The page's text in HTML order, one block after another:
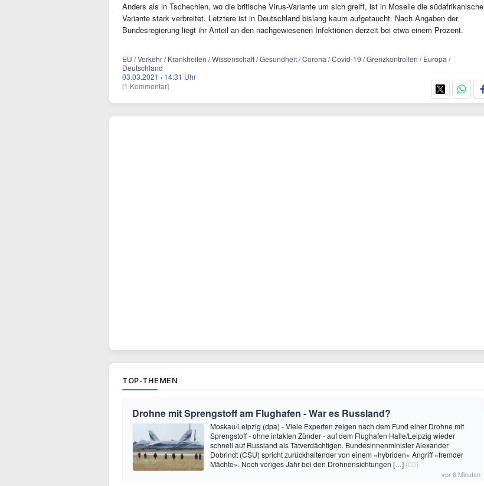
Anders als in Tschechien, wo die britische Virus-Variante um sich greift, ist in Moselle die südafrikanische
Variante stark verbreitet. Letztere ist in Deutschland bislang kaum aufgetaucht. Nach Angaben der
Bundesregierung liegt ihr Anteil an den nachgewiesenen Infektionen derzeit bei etwa einem Prozent.
EU / Verkehr / Krankheiten / Wissenschaft / Gesundheit / Corona / Covid-19 / Grenzkontrollen / Europa /
Deutschland
03.03.2021 · 14:31 Uhr
[1 Kommentar]
TOP-THEMEN
Drohne mit Sprengstoff am Flughafen - War es Russland?
Moskau/Leipzig (dpa) - Viele Experten zeigen nach dem Fund einer Drohne mit
Sprengstoff - ohne intakten Zünder - auf dem Flughafen Halle/Leipzig wieder
schnell auf Russland als Tatverdächtigen. Bundesinnenminister Alexander
Dobrindt (CSU) spricht zurückhaltender von einem «hybriden» Angriff «fremder
Mächte». Noch voriges Jahr bei den Drohnensichtungen […] (00)
vor 6 Minuten